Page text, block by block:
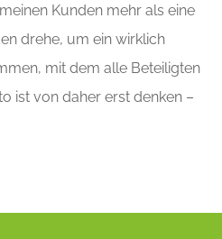
Kunden mehr als eine
drehe, um ein wirklich
mit dem alle Beteiligten
ist von daher erst denken –